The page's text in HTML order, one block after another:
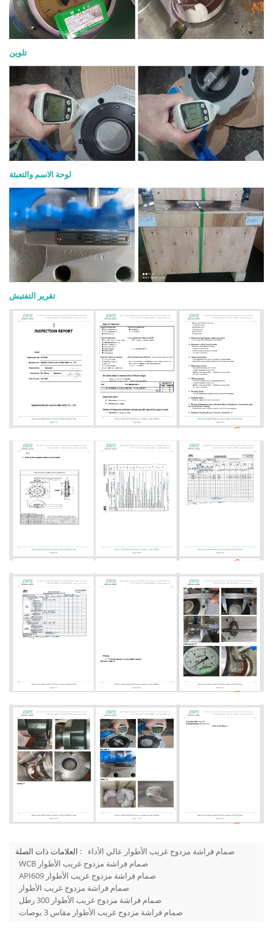
تلوين
لوحة الاسم والتعبئة
تقرير التفتيش
العلامات ذات الصلة :
صمام فراشة مزدوج غريب الأطوار عالي الأداء
WCB صمام فراشة مزدوج غريب الأطوار
API609 صمام فراشة مزدوج غريب الأطوار
صمام فراشة مزدوج غريب الأطوار
صمام فراشة مزدوج غريب الأطوار 300 رطل
صمام فراشة مزدوج غريب الأطوار مقاس 3 بوصات